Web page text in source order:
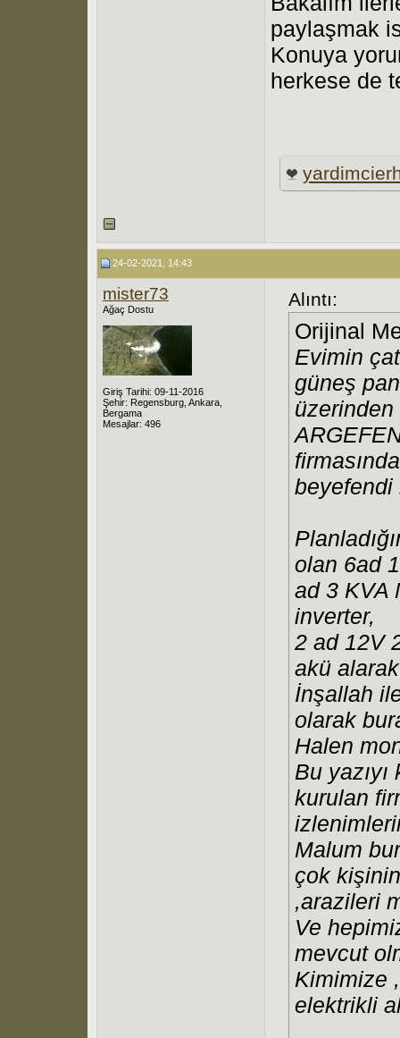
paylaşmak
Konuya
herkese de
24-02-2021, 14:43
mister73
Ağaç Dostu
Giriş Tarihi: 09-11-2016
Şehir: Regensburg, Ankara,
Bergama
Mesajlar: 496
Alıntı:
Orijinal
Evimin
güneş
beyefendi
olan 6ad
ad 3 KVA
inverter,
2 ad 12V
akü
İnşallah
olarak
Halen
Bu
kurulan
Malum
çok
,arazileri
Ve
mevcut
Kimimize
elektrikli